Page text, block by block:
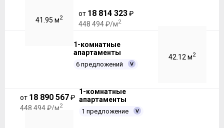
41.95 м2
от 18 814 323₽
448 494 ₽/м2
1-комнатные
апартаменты
6 предложений
42.12 м2
от 18 890 567₽
448 494 ₽/м2
1-комнатные
апартаменты
1 предложение